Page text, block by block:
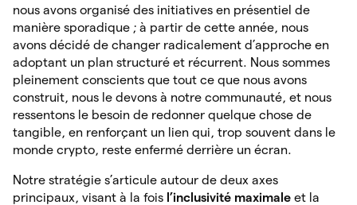
nous avons organisé des initiatives en présentiel de
manière sporadique ; à partir de cette année, nous
avons décidé de changer radicalement d’approche en
adoptant un plan structuré et récurrent. Nous sommes
pleinement conscients que tout ce que nous avons
construit, nous le devons à notre communauté, et nous
ressentons le besoin de redonner quelque chose de
tangible, en renforçant un lien qui, trop souvent dans le
monde crypto, reste enfermé derrière un écran.
Notre stratégie s’articule autour de deux axes
principaux, visant à la fois l’inclusivité maximale et la